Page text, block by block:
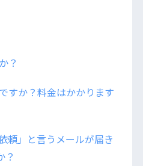
？
すか？料金はかかります
頼」と言うメールが届き
？